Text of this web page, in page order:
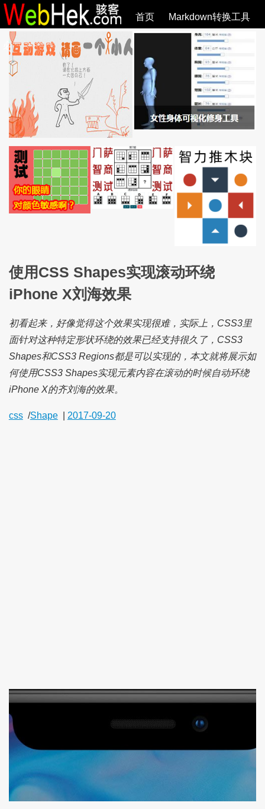
首页 Markdown转换工具
必观作品 SVG教程 SVG手册 全部文章
使用CSS Shapes实现滚动环绕
iPhone X刘海效果
初看起来，好像觉得这个效果实现很难，实际上，CSS3里
面针对这种特定形状环绕的效果已经支持很久了，CSS3
Shapes和CSS3 Regions都是可以实现的，本文就将展示如
何使用CSS3 Shapes实现元素内容在滚动的时候自动环绕
iPhone X的齐刘海的效果。
css /Shape 2017-09-20